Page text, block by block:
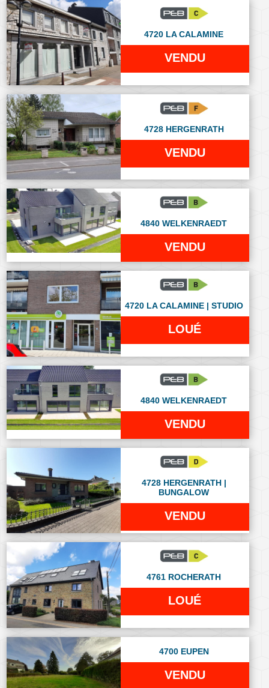
4720 LA CALAMINE
VENDU
4728 HERGENRATH
VENDU
4840 WELKENRAEDT
VENDU
4720 LA CALAMINE | STUDIO
LOUÉ
4840 WELKENRAEDT
VENDU
4728 HERGENRATH |
BUNGALOW
VENDU
4761 ROCHERATH
LOUÉ
4700 EUPEN
VENDU